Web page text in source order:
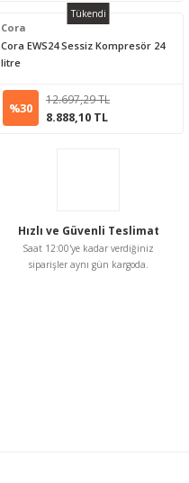
Tükendi
Cora
Cora EWS24 Sessiz Kompresör 24
litre
%30
12.697,29 TL
8.888,10 TL
Hızlı ve Güvenli Teslimat
Saat 12:00'ye kadar verdiğiniz
siparişler aynı gün kargoda.